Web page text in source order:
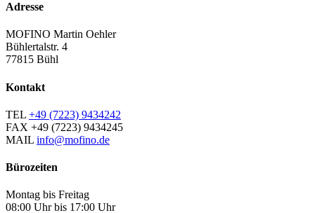
Adresse
MOFINO Martin Oehler
Bühlertalstr. 4
77815 Bühl
Kontakt
TEL +49 (7223) 9434242
FAX +49 (7223) 9434245
MAIL info@mofino.de
Bürozeiten
Montag bis Freitag
08:00 Uhr bis 17:00 Uhr